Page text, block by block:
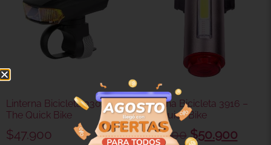
Linterna Bicicleta 3302 –
The Quick Bike
$47.900
Linterna Bicicleta 3916 –
The Quick Bike
$81.900 $50.900